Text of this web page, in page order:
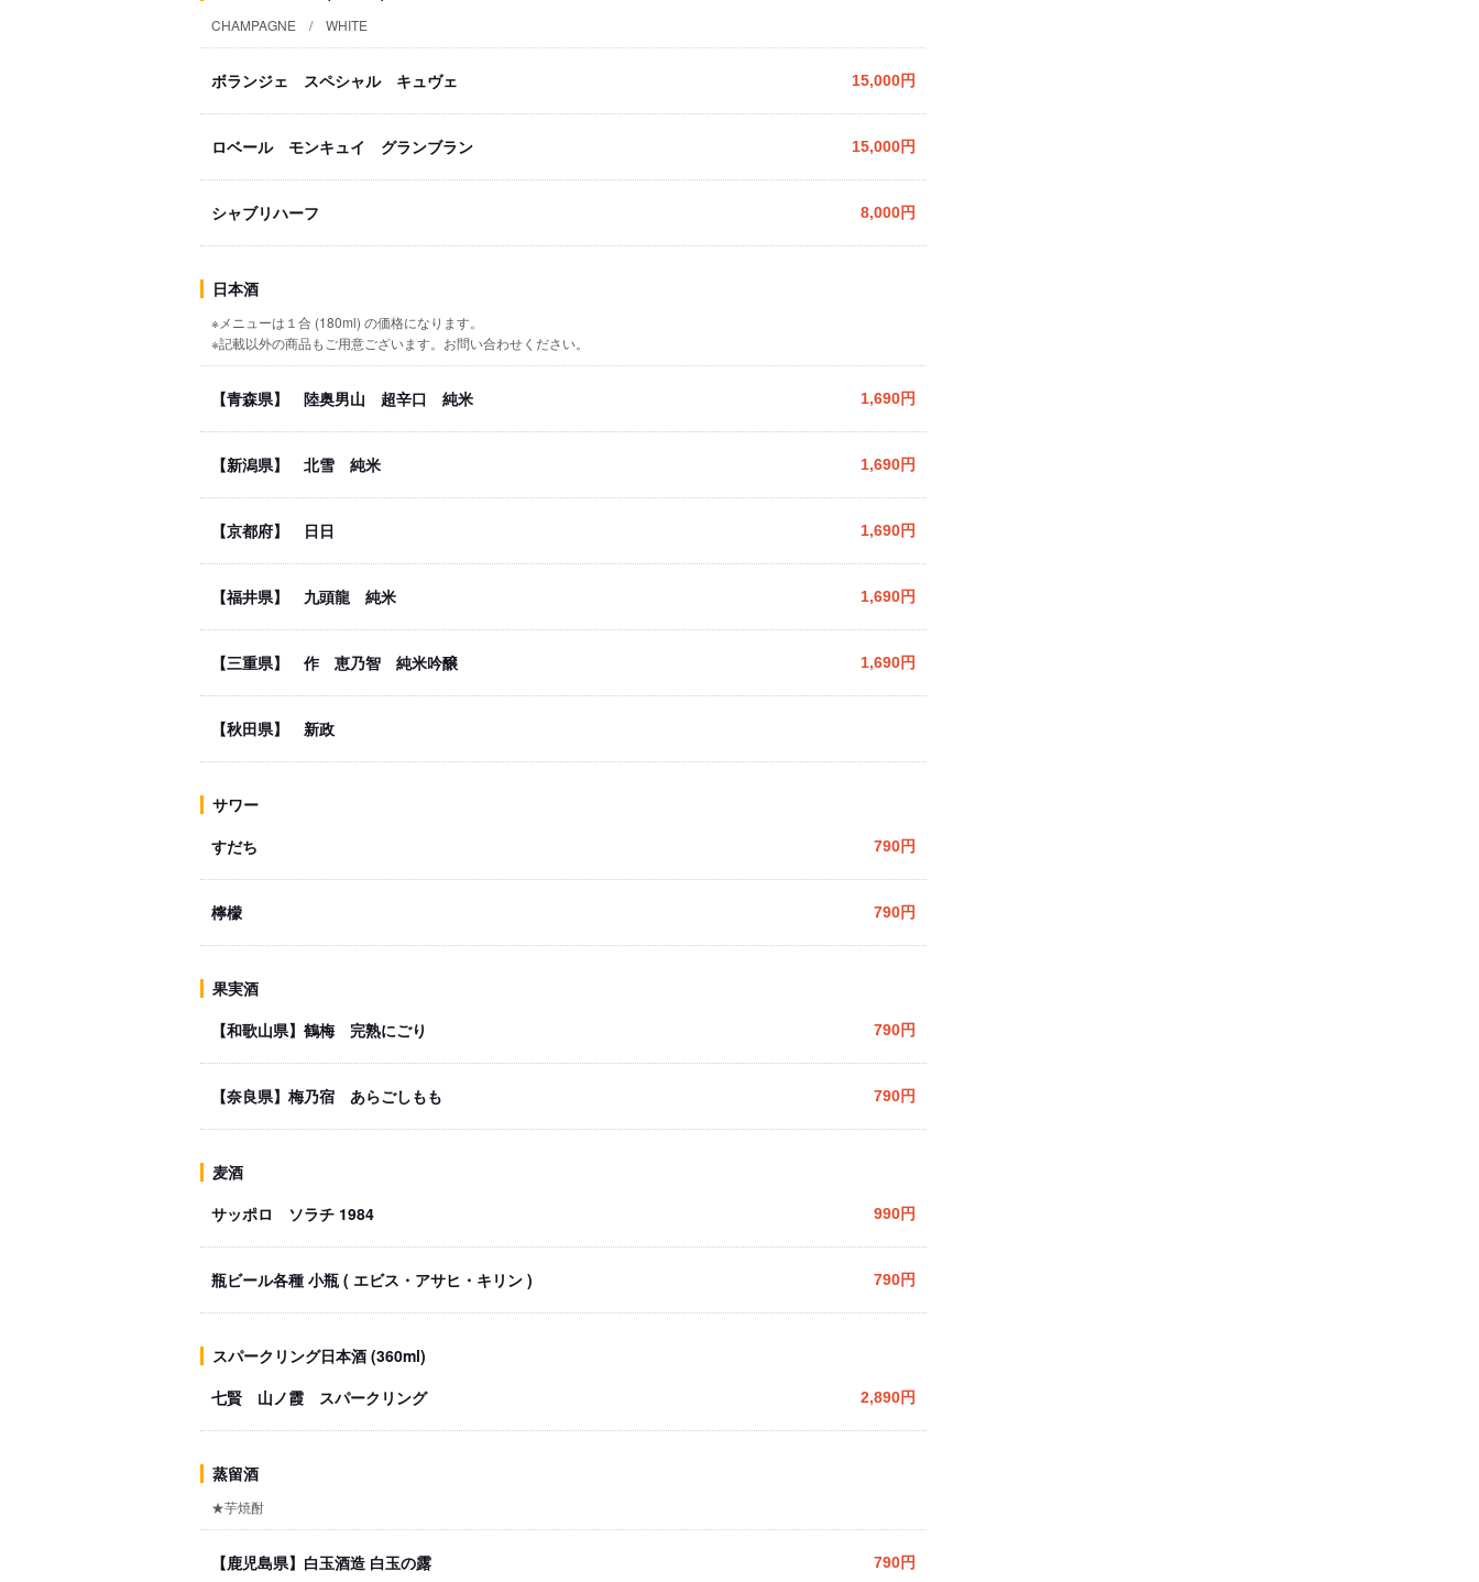
CHAMPAGNE / WHITE
ボランジェ スペシャル キュヴェ 15,000円
ロベール モンキュイ グランブラン 15,000円
シャブリハーフ 8,000円
日本酒
※メニューは１合 (180ml) の価格になります。
※記載以外の商品もご用意ございます。お問い合わせください。
【青森県】 陸奥男山 超辛口 純米 1,690円
【新潟県】 北雪 純米 1,690円
【京都府】 日日 1,690円
【福井県】 九頭龍 純米 1,690円
【三重県】 作 恵乃智 純米吟醸 1,690円
【秋田県】 新政
サワー
すだち
790円
檸檬 790円
果実酒
【和歌山県】鶴梅 完熟にごり
790円
【奈良県】梅乃宿 あらごしもも 790円
麦酒
サッポロ ソラチ 1984
990円
瓶ビール各種 小瓶 ( エビス・アサヒ・キリン ) 790円
スパークリング日本酒 (360ml)
七賢 山ノ霞 スパークリング
2,890円
蒸留酒
★芋焼酎
【鹿児島県】白玉酒造 白玉の露 790円